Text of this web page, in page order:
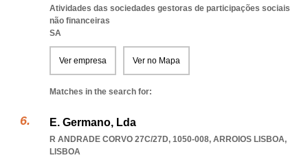
Atividades das sociedades gestoras de participações sociais
não financeiras
SA
Ver empresa Ver no Mapa
Matches in the search for:
E. Germano, Lda
R ANDRADE CORVO 27C/27D, 1050-008, ARROIOS LISBOA,
LISBOA